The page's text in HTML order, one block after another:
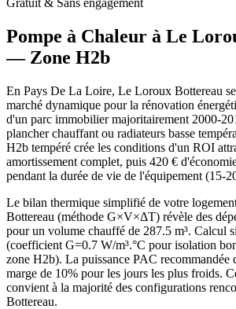
Pompe à Chaleur à Le
— Zone H2b
En Pays De La Loire, Le Loroux Bottereau
marché dynamique pour la rénovation
d'un parc immobilier majoritairement 2000-
plancher chauffant ou radiateurs basse
H2b tempéré crée les conditions d'un ROI
amortissement complet, puis 420 €
pendant la durée de vie de l'équipement (15-
Le bilan thermique simplifié de votre
Bottereau (méthode G×V×ΔT) révèle des
pour un volume chauffé de 287.5 m³.
(coefficient G=0.7 W/m³.°C pour isolation
zone H2b). La puissance PAC recommandée
marge de 10% pour les jours les plus froids.
convient à la majorité des configurations
Bottereau.